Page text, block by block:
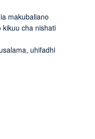
makubaliano
kikuu cha nishati
uhifadhi